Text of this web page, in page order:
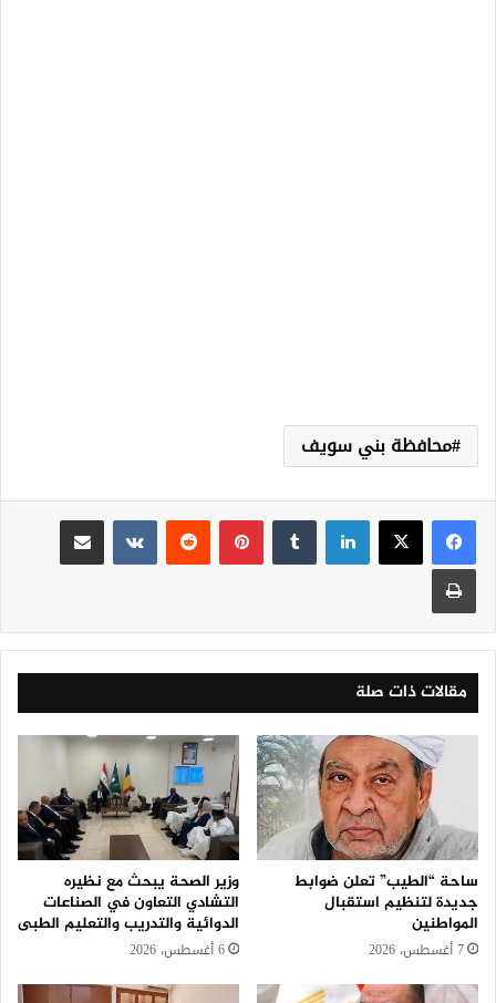
محافظة بني سويف
لينكدإن بينتيريست
مقالات ذات صلة
ساحة “الطيب” تعلن ضوابط
جديدة لتنظيم استقبال
المواطنين
7 أغسطس، 2026
وزير الصحة يبحث مع نظيره
التشادي التعاون في الصناعات
الدوائية والتدريب والتعليم الطبى
6 أغسطس، 2026